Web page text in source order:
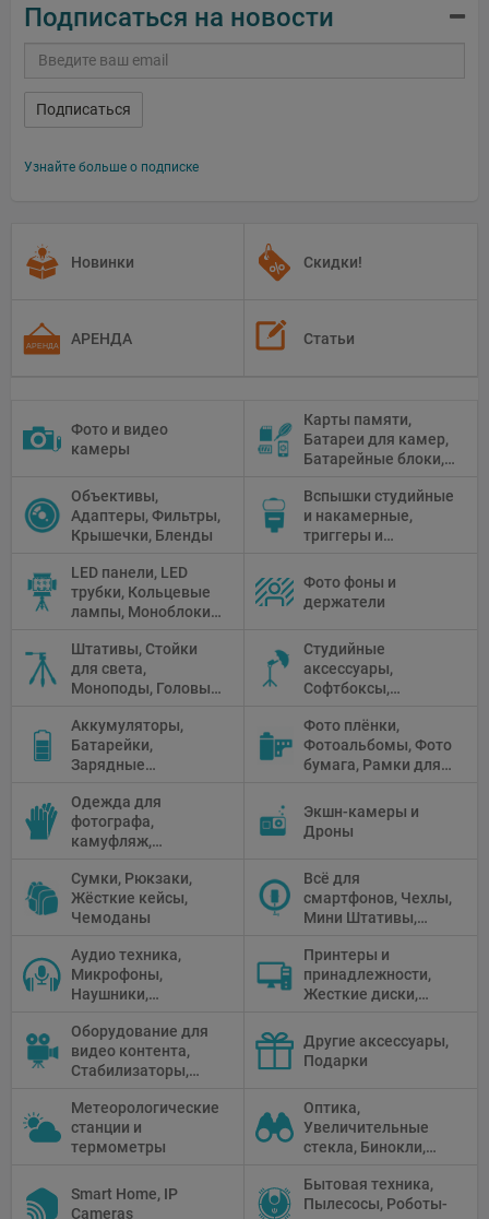
Подписаться на новости
Подписаться
Узнайте больше о подписке
Новинки Скидки!
АРЕНДА Статьи
Фото и видео
камеры
Карты памяти,
Батареи для камер,
Батарейные блоки,
Объективы,
Адаптеры, Фильтры,
Крышечки, Бленды
Вспышки студийные
и накамерные,
триггеры и
LED панели, LED
трубки, Кольцевые
лампы, Моноблоки,
Флуоресцентное и
галогенное
освещение
Фото фоны и
держатели
Штативы, Стойки
для света,
Моноподы, Головы
Студийные
аксессуары,
Софтбоксы,
Рефлекторы,
Отражатели,
Предметные
Аккумуляторы,
Батарейки,
Зарядные
питания, Солнечные
панели
Фото плёнки,
Фотоальбомы, Фото
бумага, Рамки для
камеры
Одежда для
фотографа,
камуфляж,
Экшн-камеры и
Дроны
Сумки, Рюкзаки,
Жёсткие кейсы,
Чемоданы
Всё для
смартфонов, Чехлы,
Мини Штативы,
Аудио техника,
Микрофоны,
Наушники,
микшеры, Кабели и
адаптеры
Принтеры и
принадлежности,
Жесткие диски,
Проекторы,
Графические
Планшеты, Бумага
Оборудование для
видео контента,
Стабилизаторы,
Мониторы,
Профессиональное
видео
Другие аксессуары,
Подарки
Метеорологические
станции и
термометры
Оптика,
Увеличительные
стекла, Бинокли,
Телескопы,
Прицелы,
Smart Home, IP
Cameras
Бытовая техника,
Пылесосы, Роботы-